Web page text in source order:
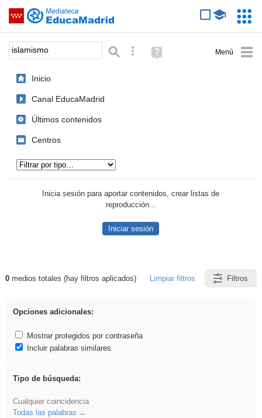
Saltar navegación
Palabra o frase: Búsqueda avanzada
Ayuda
(en
Inicio
Canal EducaMadrid
Últimos contenidos
Centros
Inicia sesión para aportar contenidos, crear listas de
reproducción...
Iniciar sesión
Resultados de: islamismo
0medios totales (hay filtros aplicados) Limpiar filtros Filtros
Opciones adicionales:
Mostrar protegidos por contraseña
Incluir palabras similares
Tipo de búsqueda:
Cualquier coincidencia
Todas las palabras